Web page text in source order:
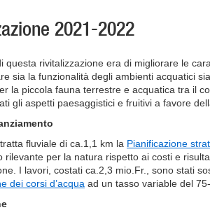
2021-2022
questa rivitalizzazione era di migliorare le
sia la funzionalità degli ambienti acquatici
la piccola fauna terrestre e acquatica tra il
gli aspetti paesaggistici e fruitivi a favore
fluviale di ca.1,1 km la Pianificazione
rilevante per la natura rispetto ai costi e
I lavori, costati ca.2,3 mio.Fr., sono stati
dei corsi d’acqua ad un tasso variable del